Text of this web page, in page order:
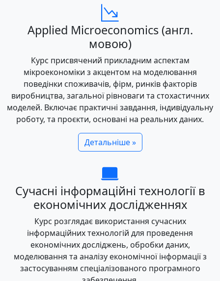
Applied Microeconomics (англ.
мовою)
Курс присвячений прикладним аспектам
мікроекономіки з акцентом на моделювання
поведінки споживачів, фірм, ринків факторів
виробництва, загальної рівноваги та стохастичних
моделей. Включає практичні завдання, індивідуальну
роботу, та проєкти, основані на реальних даних.
Детальніше »
Сучасні інформаційні технології в
економічних дослідженнях
Курс розглядає використання сучасних
інформаційних технологій для проведення
економічних досліджень, обробки даних,
моделювання та аналізу економічної інформації з
застосуванням спеціалізованого програмного